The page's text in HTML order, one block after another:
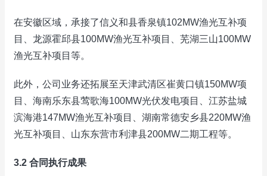
在安徽区域，承接了信义和县香泉镇102MW渔光互补项
目、龙源霍邱县100MW渔光互补项目、芜湖三山100MW
渔光互补项目等。
此外，公司业务还拓展至天津武清区崔黄口镇150MW项
目、海南乐东县莺歌海100MW光伏发电项目、江苏盐城
滨海港147MW渔光互补项目、湖南常德安乡县220MW渔
光互补项目、山东东营市利津县200MW二期工程等。
3.2 合同执行成果